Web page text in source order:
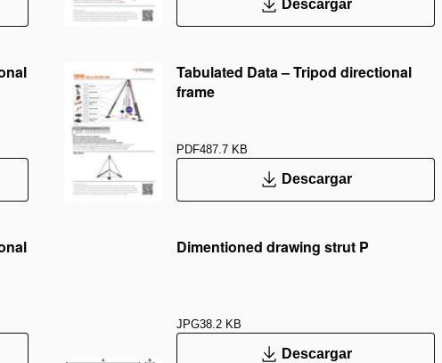
Descargar
Tabulated Data – Tripod directional
frame
PDF487.7 KB
Descargar
Dimentioned drawing strut P
JPG38.2 KB
Descargar